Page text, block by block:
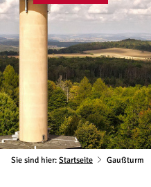
Sie sind hier: Startseite Gaußturm